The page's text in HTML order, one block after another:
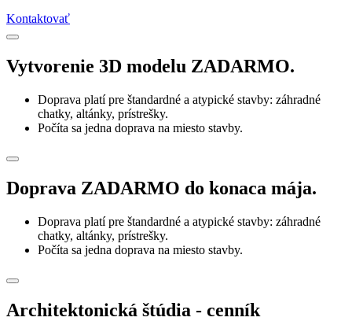
Kontaktovať
Vytvorenie 3D modelu ZADARMO.
Doprava platí pre štandardné a atypické stavby: záhradné
chatky, altánky, prístrešky.
Počíta sa jedna doprava na miesto stavby.
Doprava ZADARMO do konaca mája.
Doprava platí pre štandardné a atypické stavby: záhradné
chatky, altánky, prístrešky.
Počíta sa jedna doprava na miesto stavby.
Architektonická štúdia - cenník